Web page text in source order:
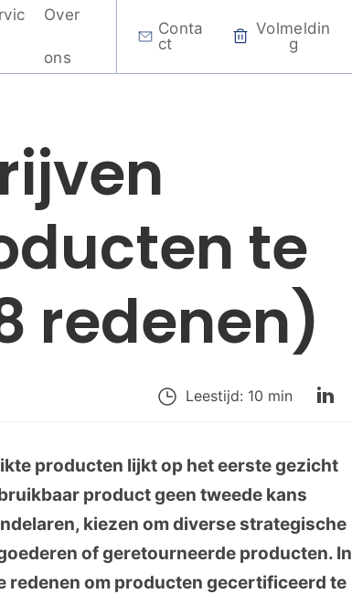
Over
ons
Conta
ct
Volmeldin
G
te
redenen)
Leestijd: 10 min
producten lijkt op het eerste gezicht
product geen tweede kans
kiezen om diverse strategische
of geretourneerde producten. In
redenen om producten gecertificeerd te